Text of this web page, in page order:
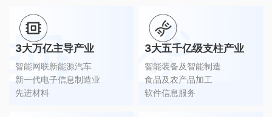
3大万亿主导产业
智能网联新能源汽车
新一代电子信息制造业
先进材料
3大五千亿级支柱产业
智能装备及智能制造
食品及农产品加工
软件信息服务